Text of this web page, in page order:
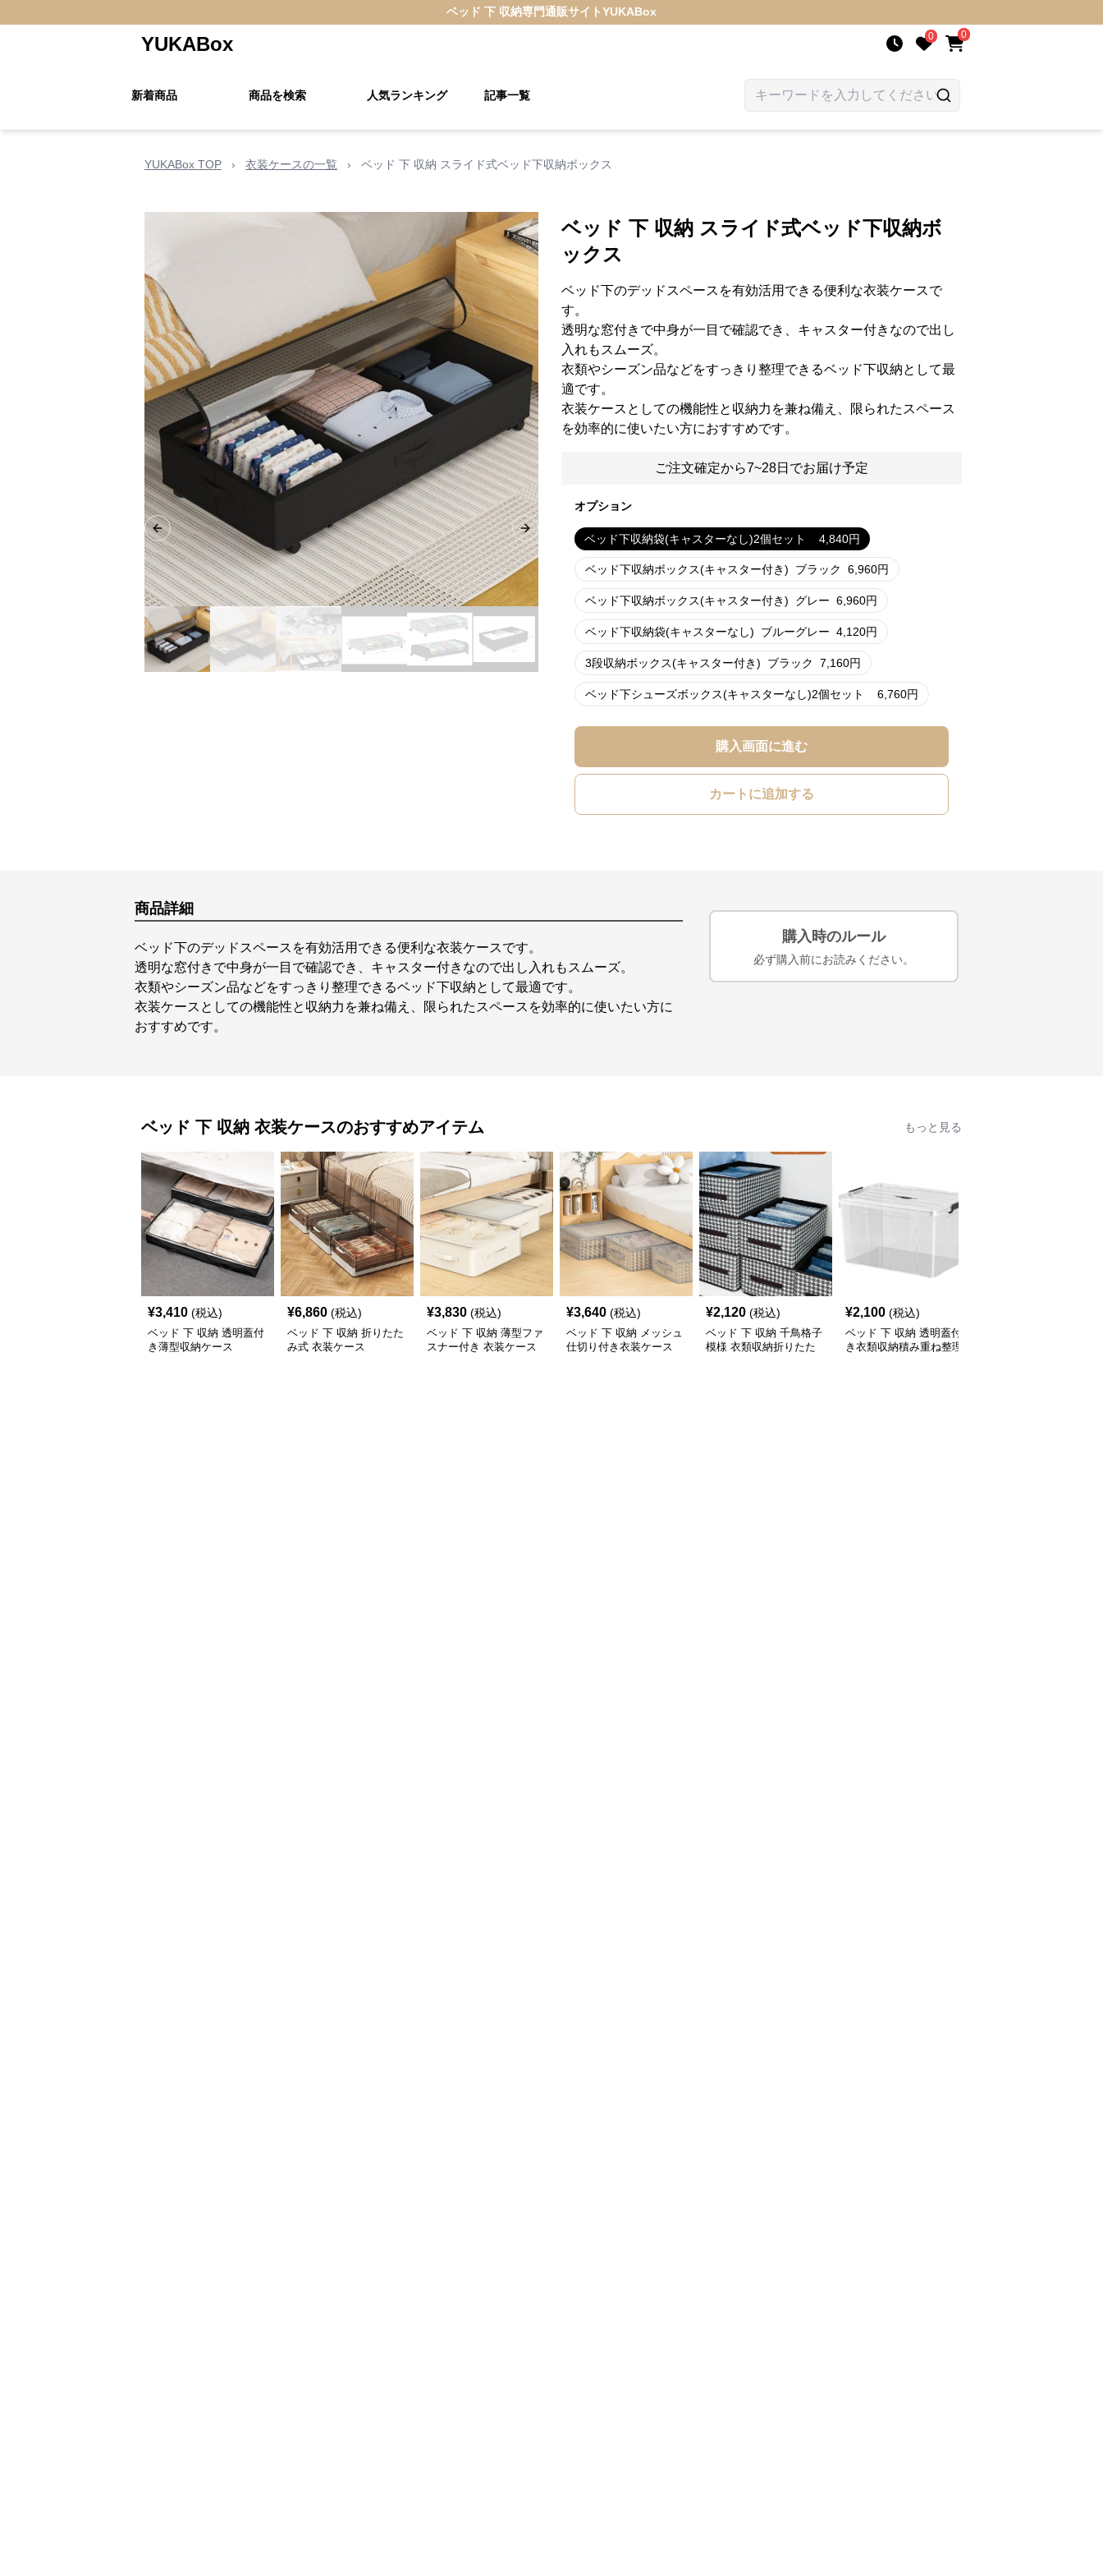
ベッド 下 収納専門通販サイトYUKABox
YUKABox 0 0
新着商品 商品を検索 人気ランキング 記事一覧
YUKABox TOP › 衣装ケースの一覧 › ベッド 下 収納 スライド式ベッド下収納ボックス
Previous slide Next slide
ベッド 下 収納 スライド式ベッド下収納ボ
ックス
ベッド下のデッドスペースを有効活用できる便利な衣装ケースで
す。
透明な窓付きで中身が一目で確認でき、キャスター付きなので出し
入れもスムーズ。
衣類やシーズン品などをすっきり整理できるベッド下収納として最
適です。
衣装ケースとしての機能性と収納力を兼ね備え、限られたスペース
を効率的に使いたい方におすすめです。
ご注文確定から7~28日でお届け予定
オプション
ベッド下収納袋(キャスターなし)2個セット 4,840円
ベッド下収納ボックス(キャスター付き) ブラック 6,960円
ベッド下収納ボックス(キャスター付き) グレー 6,960円
ベッド下収納袋(キャスターなし) ブルーグレー 4,120円
3段収納ボックス(キャスター付き) ブラック 7,160円
ベッド下シューズボックス(キャスターなし)2個セット 6,760円
購入画面に進む
カートに追加する
商品詳細
ベッド下のデッドスペースを有効活用できる便利な衣装ケースです。
透明な窓付きで中身が一目で確認でき、キャスター付きなので出し入れもスムーズ。
衣類やシーズン品などをすっきり整理できるベッド下収納として最適です。
衣装ケースとしての機能性と収納力を兼ね備え、限られたスペースを効率的に使いたい方に
おすすめです。
購入時のルール
必ず購入前にお読みください。
ベッド 下 収納 衣装ケースのおすすめアイテム もっと見る
¥3,410 (税込)
ベッド 下 収納 透明蓋付
き薄型収納ケース
¥6,860 (税込)
ベッド 下 収納 折りたた
み式 衣装ケース
¥3,830 (税込)
ベッド 下 収納 薄型ファ
スナー付き 衣装ケース
¥3,640 (税込)
ベッド 下 収納 メッシュ
仕切り付き衣装ケース
¥2,120 (税込)
ベッド 下 収納 千鳥格子
模様 衣類収納折りたた
¥2,100 (税込)
ベッド 下 収納 透明蓋付
き衣類収納積み重ね整理